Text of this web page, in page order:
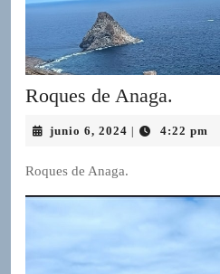
Roques de Anaga.
Anaga.
junio 6, 2024 junio
4:22 pm
Roques de Anaga.